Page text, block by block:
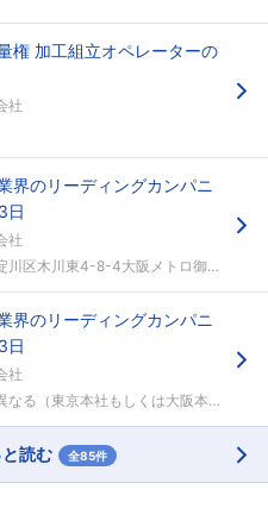
権 加工組立オペレーターの
社
界のリーディングカンパニ
日
社
区木川東4-8-4大阪メトロ御堂筋...
界のリーディングカンパニ
日
社
（東京本社もしくは大阪本社）配属...
読む 全85件